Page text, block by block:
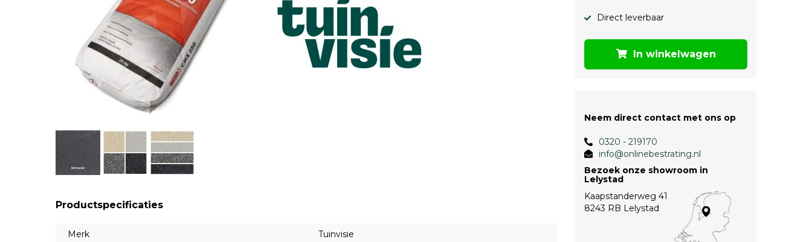
Productspecificaties
Merk
Tuinvisie
Direct leverbaar
In winkelwagen
Neem direct contact met ons op
0320 - 219170
info@onlinebestrating.nl
Bezoek onze showroom in
Lelystad
Kaapstanderweg 41
8243 RB Lelystad